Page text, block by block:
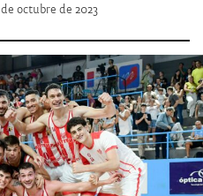
octubre de 2023